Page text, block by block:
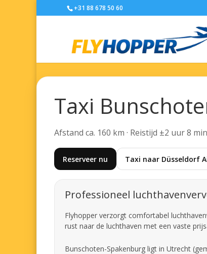
+31 88 678 50 60
Taxi
Afstand ca. 160 km · Reistijd ±2 uur 8
Reserveer nu Taxi naar Düsseldorf
Professioneel
Flyhopper verzorgt comfortabel
rust naar de luchthaven met een vaste
Bunschoten-Spakenburg ligt in Utrecht